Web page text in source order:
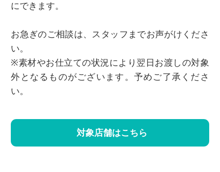
にできます。
お急ぎのご相談は、スタッフまでお声がけくださ
い。
※素材やお仕立ての状況により翌日お渡しの対象
外となるものがございます。予めご了承くださ
い。
対象店舗はこちら